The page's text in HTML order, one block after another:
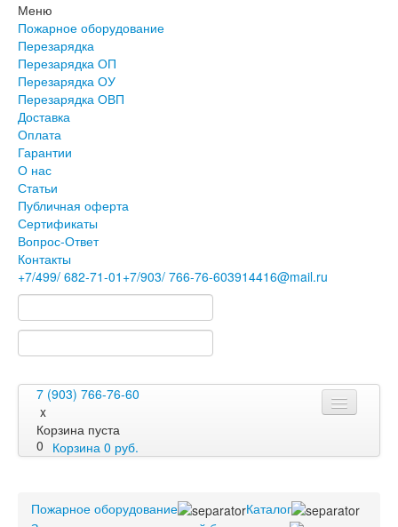
Меню
Пожарное оборудование
Перезарядка
Перезарядка ОП
Перезарядка ОУ
Перезарядка ОВП
Доставка
Оплата
Гарантии
О нас
Статьи
Публичная оферта
Сертификаты
Вопрос-Ответ
Контакты
+7/499/ 682-71-01 +7/903/ 766-76-603914416@mail.ru
7 (903) 766-76-60
x
Корзина пуста
0 Корзина 0 руб.
Перезарядка
Пожарное оборудование
Каталог